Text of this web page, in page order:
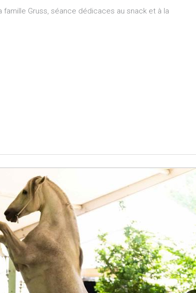
Gruss, séance dédicaces au snack et à la